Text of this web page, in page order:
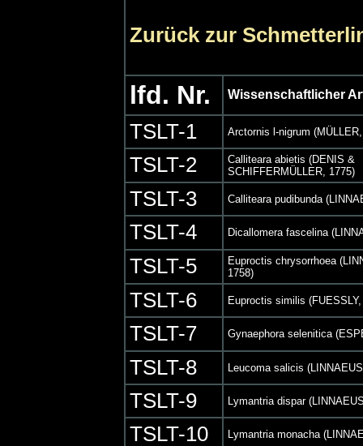
Zurück zur
lfd. Nr. Wissenschaftlicher
TSLT-1 Arctornis l-nigrum
TSLT-2
Calliteara abietis (DENIS &
SCHIFFERMÜLLER, 1775)
TSLT-3 Calliteara pudibunda
TSLT-4 Dicallomera fascelina
TSLT-5
Euproctis chrysorrhoea
1758)
TSLT-6 Euproctis similis
TSLT-7 Gynaephora selenitica
TSLT-8 Leucoma salicis
TSLT-9 Lymantria dispar
TSLT-10 Lymantria monacha